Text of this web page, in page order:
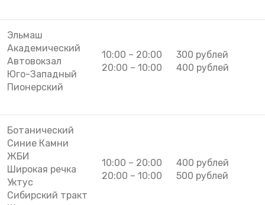
Эльмаш
Академический
Автовокзал
Юго-Западный
Пионерский
10:00 – 20:00
20:00 – 10:00
300 рублей
400 рублей
Ботанический
Синие Камни
ЖБИ
Широкая речка
Уктус
Сибирский тракт
10:00 – 20:00
20:00 – 10:00
400 рублей
500 рублей